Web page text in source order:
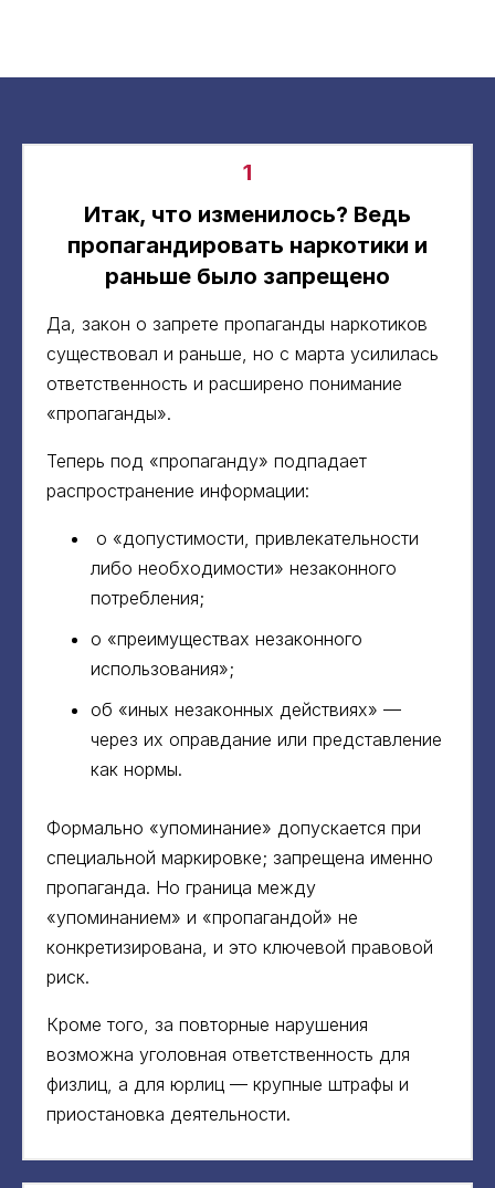
1
Итак, что изменилось? Ведь
пропагандировать наркотики и
раньше было запрещено
Да, закон о запрете пропаганды наркотиков
существовал и раньше, но с марта усилилась
ответственность и расширено понимание
«пропаганды».
Теперь под «пропаганду» подпадает
распространение информации:
о «допустимости, привлекательности
либо необходимости» незаконного
потребления;
о «преимуществах незаконного
использования»;
об «иных незаконных действиях» —
через их оправдание или представление
как нормы.
Формально «упоминание» допускается при
специальной маркировке; запрещена именно
пропаганда. Но граница между
«упоминанием» и «пропагандой» не
конкретизирована, и это ключевой правовой
риск.
Кроме того, за повторные нарушения
возможна уголовная ответственность для
физлиц, а для юрлиц — крупные штрафы и
приостановка деятельности.